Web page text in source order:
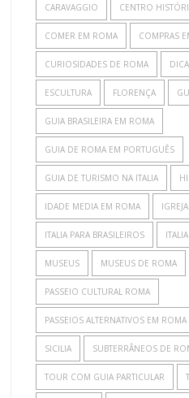
CARAVAGGIO CENTRO
COMER EM ROMA COMPRAS
CURIOSIDADES DE ROMA
ESCULTURA FLORENÇA
GUIA BRASILEIRA EM ROMA
GUIA DE ROMA EM PORTUGUÊS
GUIA DE TURISMO NA ITALIA
IDADE MEDIA EM ROMA
ITALIA PARA BRASILEIROS
MUSEUS MUSEUS DE ROMA
PASSEIO CULTURAL ROMA
PASSEIOS ALTERNATIVOS EM ROMA
SICILIA SUBTERRÂNEOS DE
TOUR COM GUIA PARTICULAR